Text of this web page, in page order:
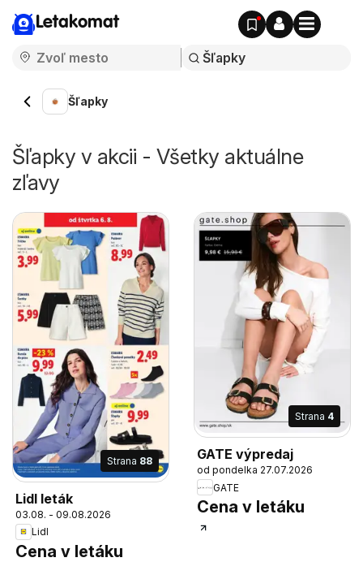
Letakomat
Šľapky
Šľapky v akcii - Všetky aktuálne
zľavy
Strana 88
Lidl leták
03.08. - 09.08.2026
Lidl
Cena v letáku
Strana 4
GATE výpredaj
od pondelka 27.07.2026
GATE
Cena v letáku